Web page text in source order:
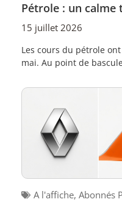
Pétrole : un calme
15 juillet 2026
Les cours du pétrole
mai. Au point de
A l'affiche, Abonnés